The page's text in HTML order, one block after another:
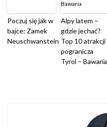
Poczuj się jak w
bajce: Zamek
Neuschwanstein
Alpy latem –
gdzie jechać?
Top 10 atrakcji
pogranicza
Tyrol – Bawaria